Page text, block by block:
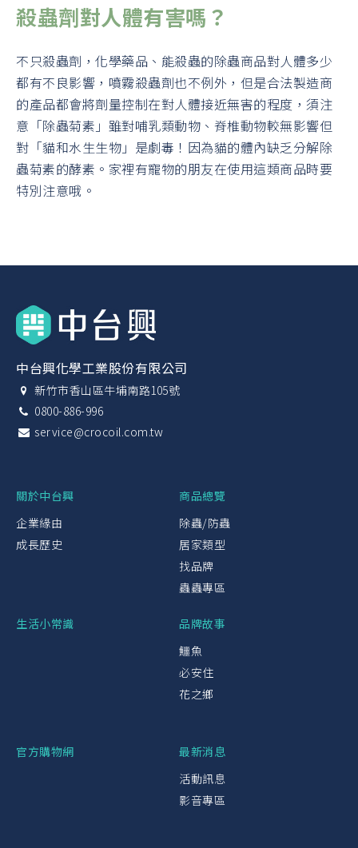
殺蟲劑對人體有害嗎？
不只殺蟲劑，化學藥品、能殺蟲的除蟲商品對人體多少
都有不良影響，噴霧殺蟲劑也不例外，但是合法製造商
的產品都會將劑量控制在對人體接近無害的程度，須注
意「除蟲菊素」雖對哺乳類動物、脊椎動物較無影響但
對「貓和水生生物」是劇毒！因為貓的體內缺乏分解除
蟲菊素的酵素。家裡有寵物的朋友在使用這類商品時要
特別注意哦。
中台興化學工業股份有限公司
新竹市香山區牛埔南路105號
0800-886-996
service@crocoil.com.tw
關於中台興
企業緣由
成長歷史
商品總覽
除蟲/防蟲
居家類型
找品牌
蟲蟲專區
生活小常識
品牌故事
鱷魚
必安住
花之鄉
官方購物網
最新消息
活動訊息
影音專區